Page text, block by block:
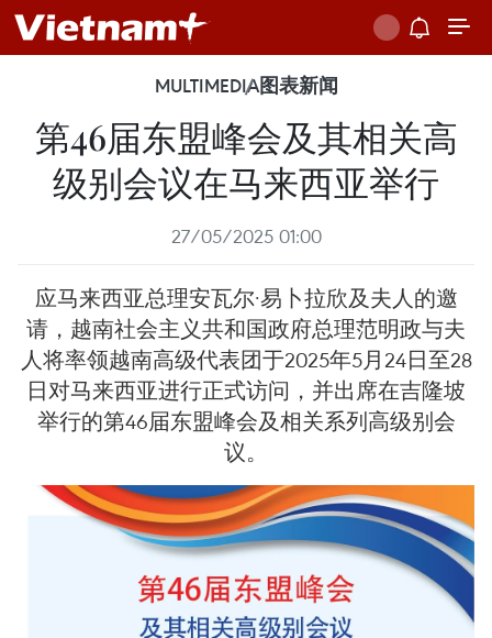
MULTIMEDIA图表新闻
第46届东盟峰会及其相关高
级别会议在马来西亚举行
27/05/2025 01:00
应马来西亚总理安瓦尔·易卜拉欣及夫人的邀
请，越南社会主义共和国政府总理范明政与夫
人将率领越南高级代表团于2025年5月24日至28
日对马来西亚进行正式访问，并出席在吉隆坡
举行的第46届东盟峰会及相关系列高级别会
议。